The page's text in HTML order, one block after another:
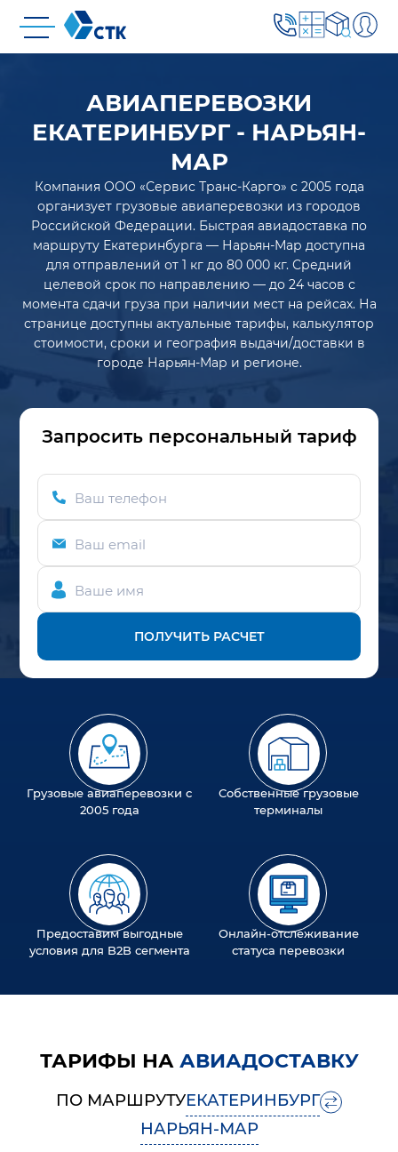
АВИАПЕРЕВОЗКИ
ЕКАТЕРИНБУРГ - НАРЬЯН-
МАР
Компания ООО «Сервис Транс-Карго» с 2005 года
организует грузовые авиаперевозки из городов
Российской Федерации. Быстрая авиадоставка по
маршруту Екатеринбурга — Нарьян-Мар доступна
для отправлений от 1 кг до 80 000 кг. Средний
целевой срок по направлению — до 24 часов с
момента сдачи груза при наличии мест на рейсах. На
странице доступны актуальные тарифы, калькулятор
стоимости, сроки и география выдачи/доставки в
городе Нарьян-Мар и регионе.
Запросить персональный тариф
Ваш телефон
Ваш email
Ваше имя
ПОЛУЧИТЬ РАСЧЕТ
Грузовые авиаперевозки с
2005 года
Собственные грузовые
терминалы
Предоставим выгодные
условия для B2B сегмента
Онлайн-отслеживание
статуса перевозки
ТАРИФЫ НА АВИАДОСТАВКУ
ПО МАРШРУТУЕКАТЕРИНБУРГ
НАРЬЯН-МАР